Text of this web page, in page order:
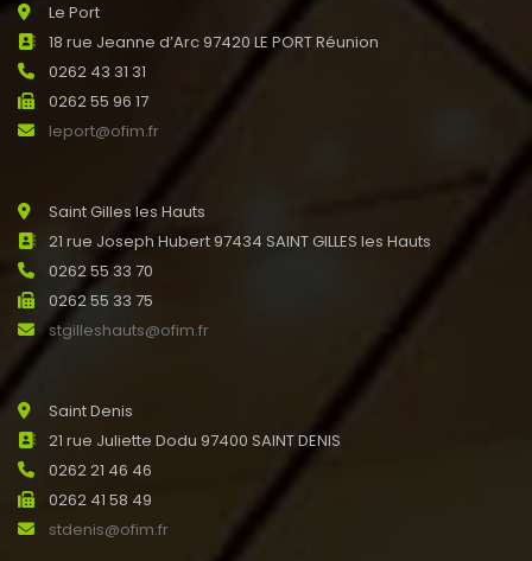
Le Port
18 rue Jeanne d’Arc 97420 LE PORT Réunion
0262 43 31 31
0262 55 96 17
leport@ofim.fr
Saint Gilles les Hauts
21 rue Joseph Hubert 97434 SAINT GILLES les Hauts
0262 55 33 70
0262 55 33 75
stgilleshauts@ofim.fr
Saint Denis
21 rue Juliette Dodu 97400 SAINT DENIS
0262 21 46 46
0262 41 58 49
stdenis@ofim.fr